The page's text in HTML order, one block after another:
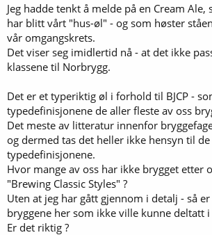
Jeg hadde tenkt å melde på en Cream Ale,
har blitt vårt "hus-øl" - og som høster
vår omgangskrets.
Det viser seg imidlertid nå - at det ikke
klassene til Norbrygg.
Det er et typeriktig øl i forhold til BJCP -
typedefinisjonene de aller fleste av oss
Det meste av litteratur innenfor
og dermed tas det heller ikke hensyn til
typedefinisjonene.
Hvor mange av oss har ikke brygget etter
"Brewing Classic Styles" ?
Uten at jeg har gått gjennom i detalj - så
bryggene her som ikke ville kunne deltatt
Er det riktig ?